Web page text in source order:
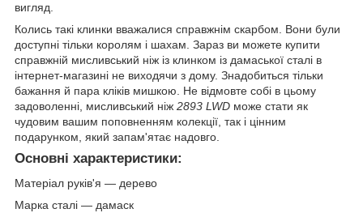
вигляд.
Колись такі клинки вважалися справжнім скарбом. Вони були
доступні тільки королям і шахам. Зараз ви можете купити
справжній мисливський ніж із клинком із дамаської сталі в
інтернет-магазині не виходячи з дому. Знадобиться тільки
бажання й пара кліків мишкою. Не відмовте собі в цьому
задоволенні, мисливський ніж 2893 LWD може стати як
чудовим вашим поповненням колекції, так і цінним
подарунком, який запам'ятає надовго.
Основні характеристики:
Матеріал руків'я — дерево
Марка сталі — дамаск